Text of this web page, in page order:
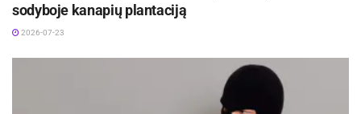
sodyboje kanapių plantaciją
2026-07-23